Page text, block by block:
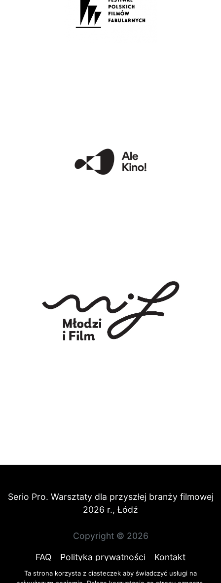
Serio Pro. Warsztaty dla przyszłej branży filmowej
2026 r., Łódź
Copyright © 2026
FAQ Polityka prywatności Kontakt
Ta strona korzysta z ciasteczek aby świadczyć usługi na